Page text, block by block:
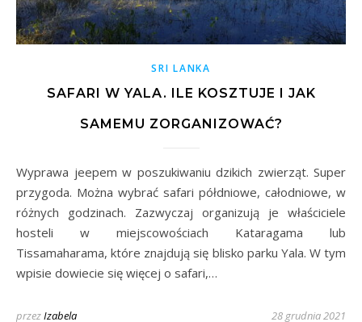
SRI LANKA
SAFARI W YALA. ILE KOSZTUJE I JAK
SAMEMU ZORGANIZOWAĆ?
Wyprawa jeepem w poszukiwaniu dzikich zwierząt. Super
przygoda. Można wybrać safari półdniowe, całodniowe, w
różnych godzinach. Zazwyczaj organizują je właściciele
hosteli w miejscowościach Kataragama lub
Tissamaharama, które znajdują się blisko parku Yala. W tym
wpisie dowiecie się więcej o safari,…
przezIzabela 28 grudnia 2021